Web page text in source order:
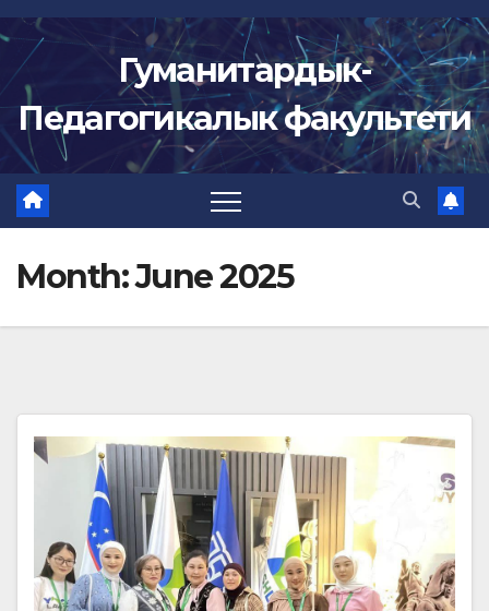
Skip
to
content
Гуманитардык-
Педагогикалык факультети
Month:June 2025